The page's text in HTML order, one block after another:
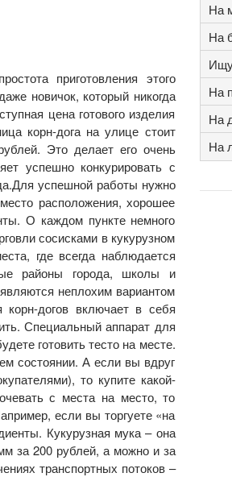
приготовления этого
новичок, который никогда
цена готового изделия
корн-дога на улице стоит
Это делает его очень
успешно конкурировать с
успешной работы нужно
расположения, хорошее
О каждом пункте немного
сосисками в кукурузном
где всегда наблюдается
районы города, школы и
неплохим вариантом
корн-догов включает в себя
Специальный аппарат для
готовить тесто на месте.
состоянии. А если вы вдруг
то купите какой-
с места на место, то
если вы торгуете «на
Кукурузная мука – она
за 200 рублей, а можно и за
транспортных потоков –
На
На
На
На
На